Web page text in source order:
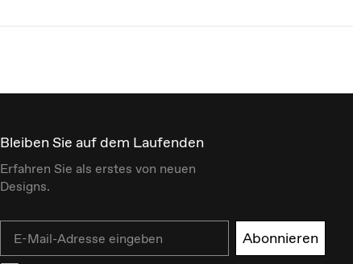
Bleiben Sie auf dem Laufenden
Erfahren Sie als erstes von neuen
Designs.
Abonnieren